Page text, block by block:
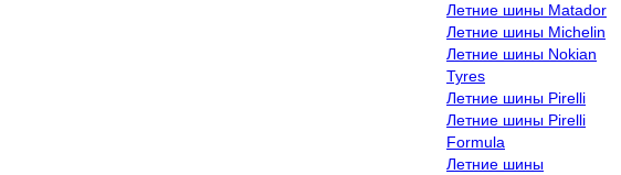
Летние шины Matador
Летние шины Michelin
Летние шины Nokian
Tyres
Летние шины Pirelli
Летние шины Pirelli
Formula
Летние шины